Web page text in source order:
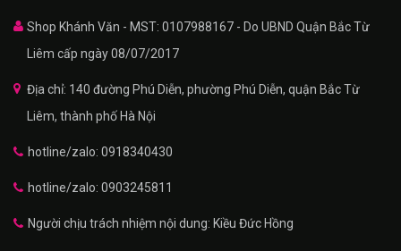
Shop Khánh Văn - MST: 0107988167 - Do UBND Quận Bắc Từ
Liêm cấp ngày 08/07/2017
Địa chỉ: 140 đường Phú Diễn, phường Phú Diễn, quận Bắc Từ
Liêm, thành phố Hà Nội
hotline/zalo: 0918340430
hotline/zalo: 0903245811
Người chịu trách nhiệm nội dung: Kiều Đức Hồng